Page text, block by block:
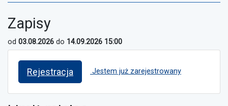
Zapisy
od 03.08.2026 do 14.09.2026 15:00
Rejestracja Jestem już zarejestrowany